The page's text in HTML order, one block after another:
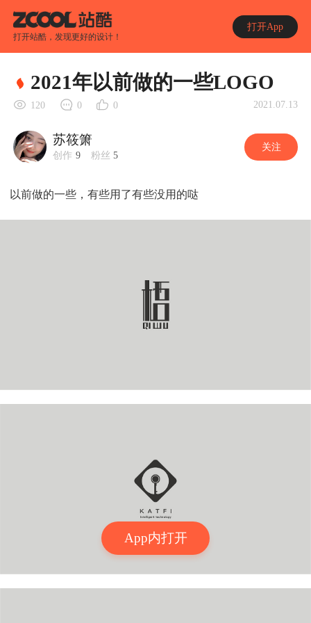
打开站酷，发现更好的设计！
打开App
App内打开
2021年以前做的一些LOGO
120 0 0 2021.07.13
苏筱箫
创作 9 粉丝 5
关注
以前做的一些，有些用了有些没用的哒